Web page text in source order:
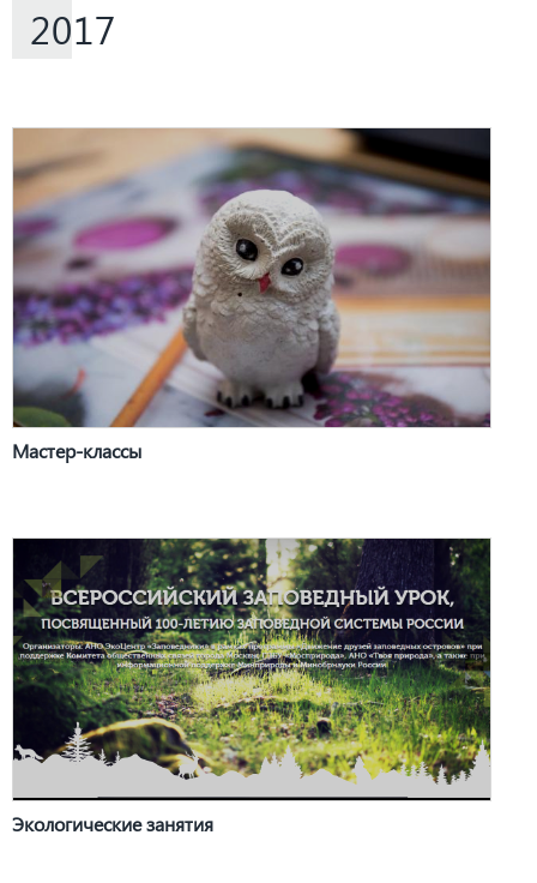
2017
Мастер-классы
Экологические занятия